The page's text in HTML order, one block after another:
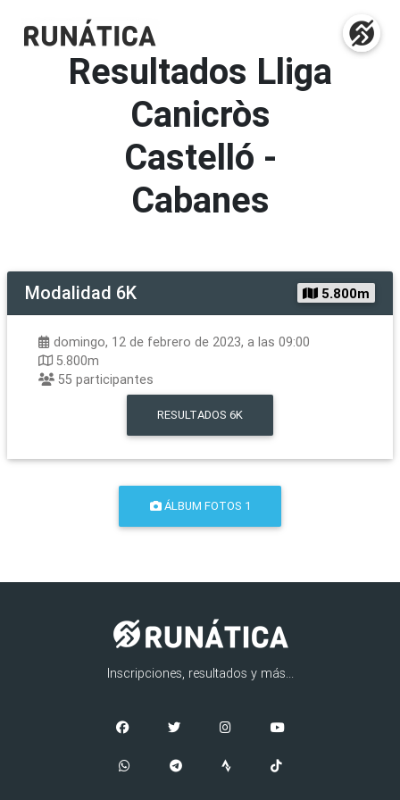
Resultados Lliga
Canicròs
Castelló -
Cabanes
Modalidad 6K 5.800m
domingo, 12 de febrero de 2023, a las 09:00
5.800m
55 participantes
RESULTADOS 6K
ÁLBUM FOTOS 1
Inscripciones, resultados y más...